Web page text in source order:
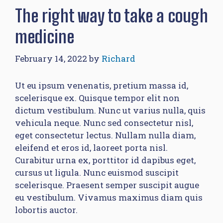
The right way to take a cough
medicine
February 14, 2022 by Richard
Ut eu ipsum venenatis, pretium massa id,
scelerisque ex. Quisque tempor elit non
dictum vestibulum. Nunc ut varius nulla, quis
vehicula neque. Nunc sed consectetur nisl,
eget consectetur lectus. Nullam nulla diam,
eleifend et eros id, laoreet porta nisl.
Curabitur urna ex, porttitor id dapibus eget,
cursus ut ligula. Nunc euismod suscipit
scelerisque. Praesent semper suscipit augue
eu vestibulum. Vivamus maximus diam quis
lobortis auctor.